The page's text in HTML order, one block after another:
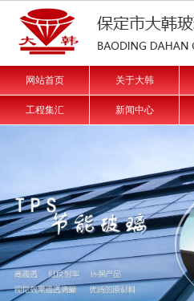
网站首页 关于大韩
工程集汇 新闻中心